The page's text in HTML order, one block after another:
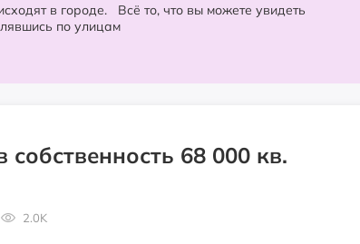
Слухи
Всё то, что вы можете увидеть
по улицам
68 000 кв.
2.0K